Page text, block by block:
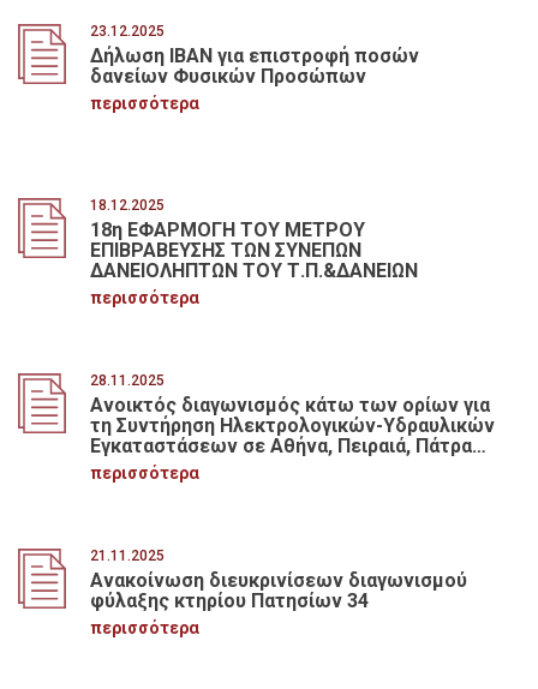
23.12.2025
Δήλωση IBAN για επιστροφή ποσών
δανείων Φυσικών Προσώπων
περισσότερα
18.12.2025
18η ΕΦΑΡΜΟΓΗ ΤΟΥ ΜΕΤΡΟΥ
ΕΠΙΒΡΑΒΕΥΣΗΣ ΤΩΝ ΣΥΝΕΠΩΝ
ΔΑΝΕΙΟΛΗΠΤΩΝ ΤΟΥ Τ.Π.&ΔΑΝΕΙΩΝ
περισσότερα
28.11.2025
Ανοικτός διαγωνισμός κάτω των ορίων για
τη Συντήρηση Ηλεκτρολογικών-Υδραυλικών
Εγκαταστάσεων σε Αθήνα, Πειραιά, Πάτρα
και Θεσσαλονίκη
περισσότερα
21.11.2025
Ανακοίνωση διευκρινίσεων διαγωνισμού
φύλαξης κτηρίου Πατησίων 34
περισσότερα